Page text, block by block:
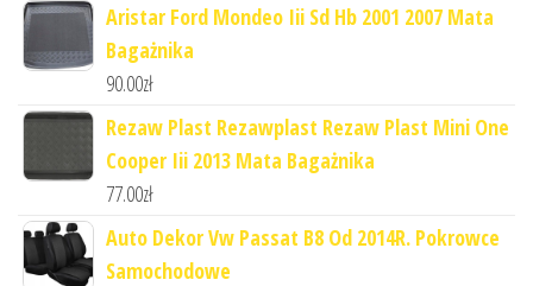
Aristar Ford Mondeo Iii Sd Hb 2001 2007 Mata
Bagażnika
90.00zł
Rezaw Plast Rezawplast Rezaw Plast Mini One
Cooper Iii 2013 Mata Bagażnika
77.00zł
Auto Dekor Vw Passat B8 Od 2014R. Pokrowce
Samochodowe